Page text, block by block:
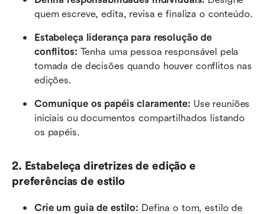
quem escreve, edita, revisa e finaliza o conteúdo.
Estabeleça liderança para resolução de
conflitos: Tenha uma pessoa responsável pela
tomada de decisões quando houver conflitos nas
edições.
Comunique os papéis claramente: Use reuniões
iniciais ou documentos compartilhados listando
os papéis.
2. Estabeleça diretrizes de edição e
preferências de estilo
Crie um guia de estilo: Defina o tom, estilo de